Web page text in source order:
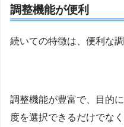
調整機能が便利
続いての特徴は、便利な調
調整機能が豊富で、目的
度を選択できるだけでなく